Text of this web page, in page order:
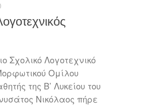
Σχολικό Λογοτεχνικό
Ομίλου
της Β’ Λυκείου του
Νικόλαος πήρε